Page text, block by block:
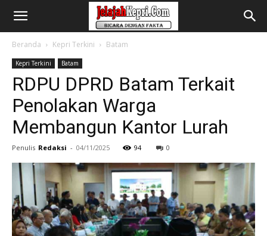
Beranda Kepri Terkini Batam
Kepri Terkini Batam
RDPU DPRD Batam Terkait
Penolakan Warga
Membangun Kantor Lurah
Penulis Redaksi - 04/11/2025 94 0